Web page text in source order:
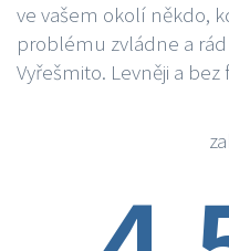
ve vašem okolí někdo,
problému zvládne a
Vyřešmito. Levněji a bez